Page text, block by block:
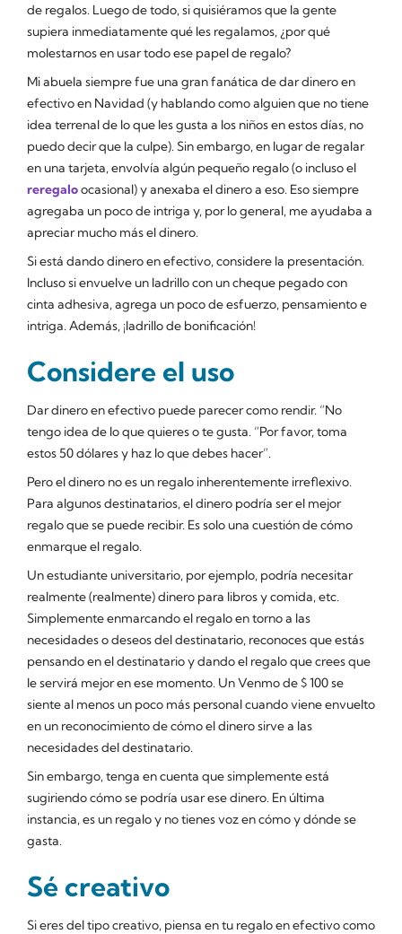
de regalos. Luego de todo, si quisiéramos que la gente
supiera inmediatamente qué les regalamos, ¿por qué
molestarnos en usar todo ese papel de regalo?
Mi abuela siempre fue una gran fanática de dar dinero en
efectivo en Navidad (y hablando como alguien que no tiene
idea terrenal de lo que les gusta a los niños en estos días, no
puedo decir que la culpe). Sin embargo, en lugar de regalar
en una tarjeta, envolvía algún pequeño regalo (o incluso el
reregaloocasional) y anexaba el dinero a eso. Eso siempre
agregaba un poco de intriga y, por lo general, me ayudaba a
apreciar mucho más el dinero.
Si está dando dinero en efectivo, considere la presentación.
Incluso si envuelve un ladrillo con un cheque pegado con
cinta adhesiva, agrega un poco de esfuerzo, pensamiento e
intriga. Además, ¡ladrillo de bonificación!
Considere el uso
Dar dinero en efectivo puede parecer como rendir. “No
tengo idea de lo que quieres o te gusta. “Por favor, toma
estos 50 dólares y haz lo que debes hacer”.
Pero el dinero no es un regalo inherentemente irreflexivo.
Para algunos destinatarios, el dinero podría ser el mejor
regalo que se puede recibir. Es solo una cuestión de cómo
enmarque el regalo.
Un estudiante universitario, por ejemplo, podría necesitar
realmente (realmente) dinero para libros y comida, etc.
Simplemente enmarcando el regalo en torno a las
necesidades o deseos del destinatario, reconoces que estás
pensando en el destinatario y dando el regalo que crees que
le servirá mejor en ese momento. Un Venmo de $ 100 se
siente al menos un poco más personal cuando viene envuelto
en un reconocimiento de cómo el dinero sirve a las
necesidades del destinatario.
Sin embargo, tenga en cuenta que simplemente está
sugiriendo cómo se podría usar ese dinero. En última
instancia, es un regalo y no tienes voz en cómo y dónde se
gasta.
Sé creativo
Si eres del tipo creativo, piensa en tu regalo en efectivo como